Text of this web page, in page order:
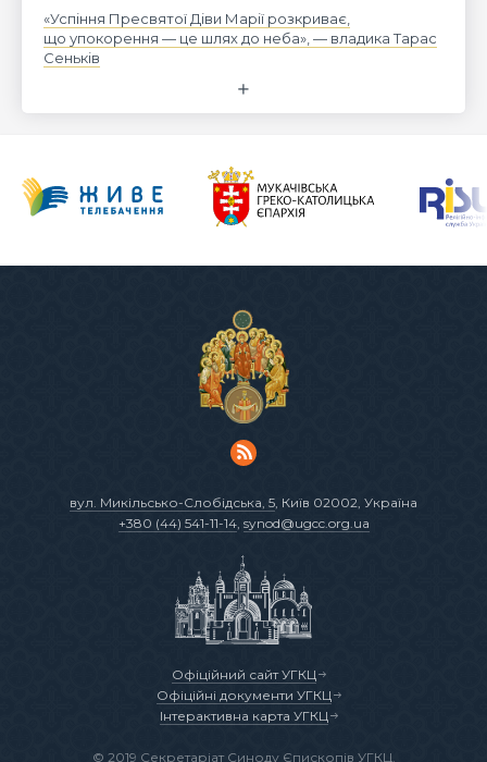
«Успіння Пресвятої Діви Марії розкриває,
що упокорення — це шлях до неба», — владика Тарас
Сеньків
вул. Микільсько-Слобідська, 5, Київ 02002, Україна
+380 (44) 541-11-14, synod@ugcc.org.ua
Офіційний сайт УГКЦ
Офіційні документи УГКЦ
Інтерактивна карта УГКЦ
© 2019 Секретаріат Синоду Єпископів УГКЦ.